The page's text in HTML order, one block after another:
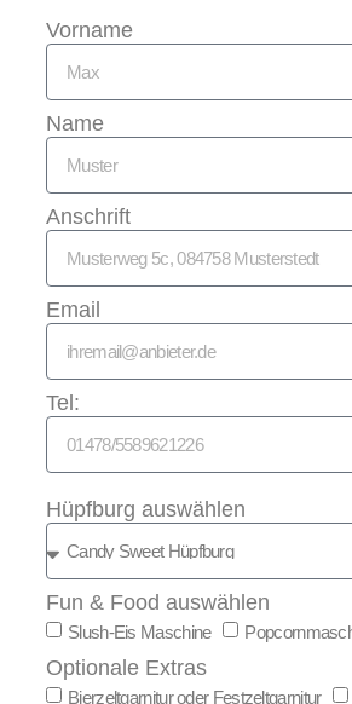
Vorname
Name
Anschrift
Email
Tel:
Hüpfburg auswählen
Fun & Food auswählen
Slush-Eis Maschine
Optionale Extras
Bierzeltgarnitur oder Festzeltgarnitur